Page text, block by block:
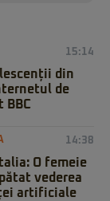
15:14
din
de
BBC
14:38
O femeie
vederea
artificiale